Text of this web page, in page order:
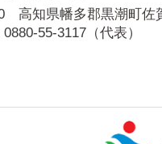
高知県幡多郡黒潮町佐
0880-55-3117 （代表）